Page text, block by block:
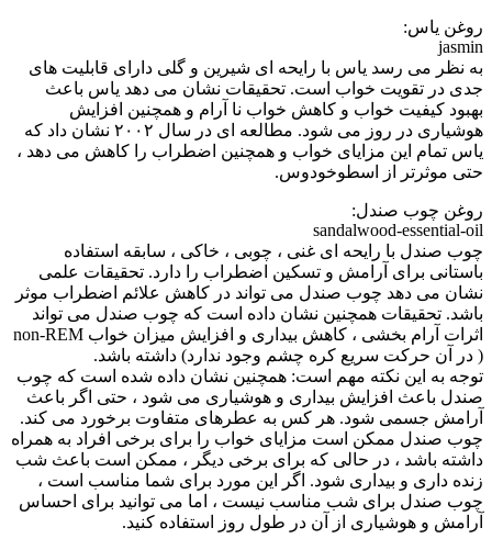
روغن یاس:
jasmin
به نظر می رسد یاس با رایحه ای شیرین و گلی دارای قابلیت های
جدی در تقویت خواب است. تحقیقات نشان می دهد یاس باعث
بهبود کیفیت خواب و کاهش خواب نا آرام و همچنین افزایش
هوشیاری در روز می شود. مطالعه ای در سال ۲۰۰۲ نشان داد که
یاس تمام این مزایای خواب و همچنین اضطراب را کاهش می دهد ،
حتی موثرتر از اسطوخودوس.
روغن چوب صندل:
sandalwood-essential-oil
چوب صندل با رایحه ای غنی ، چوبی ، خاکی ، سابقه استفاده
باستانی برای آرامش و تسکین اضطراب را دارد. تحقیقات علمی
نشان می دهد چوب صندل می تواند در کاهش علائم اضطراب موثر
باشد. تحقیقات همچنین نشان داده است که چوب صندل می تواند
اثرات آرام بخشی ، کاهش بیداری و افزایش میزان خواب non-REM
( در آن حرکت سریع کره چشم وجود ندارد) داشته باشد.
توجه به این نکته مهم است: همچنین نشان داده شده است که چوب
صندل باعث افزایش بیداری و هوشیاری می شود ، حتی اگر باعث
آرامش جسمی شود. هر کس به عطرهای متفاوت برخورد می کند.
چوب صندل ممکن است مزایای خواب را برای برخی افراد به همراه
داشته باشد ، در حالی که برای برخی دیگر ، ممکن است باعث شب
زنده داری و بیداری شود. اگر این مورد برای شما مناسب است ،
چوب صندل برای شب مناسب نیست ، اما می توانید برای احساس
آرامش و هوشیاری از آن در طول روز استفاده کنید.